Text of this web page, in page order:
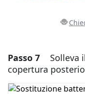
Aggiungi
Passo 7
Solleva
copertura